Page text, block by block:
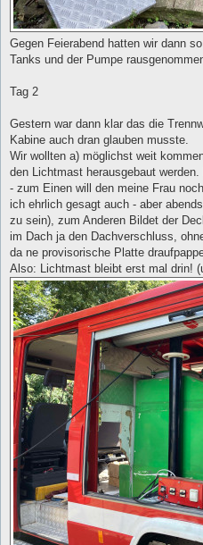
Gegen Feierabend hatten wir dann
Tanks und der Pumpe
Tag 2
Gestern war dann klar das die
Kabine auch dran glauben musste.
Wir wollten a) möglichst weit
den Lichtmast herausgebaut
- zum Einen will den meine Frau
ich ehrlich gesagt auch - aber
zu sein), zum Anderen Bildet der
im Dach ja den Dachverschluss,
da ne provisorische Platte
Also: Lichtmast bleibt erst mal drin!